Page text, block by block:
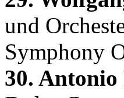
und
Symphony
30. Antonio